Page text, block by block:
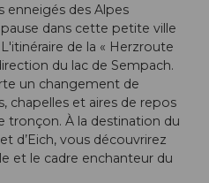
enneigés des Alpes
dans cette petite ville
de la « Herzroute
du lac de Sempach.
un changement de
chapelles et aires de repos
tronçon. À la destination du
d’Eich, vous découvrirez
et le cadre enchanteur du